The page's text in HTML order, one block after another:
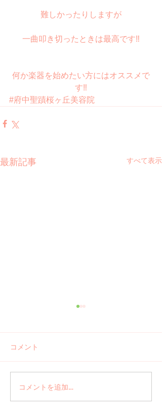
難しかったりしますが
一曲叩き切ったときは最高です‼︎
何か楽器を始めたい方にはオススメで
す‼︎
#府中聖蹟桜ヶ丘美容院
最新記事 すべて表示
ご報告 河津
コメント
コメントを追加…